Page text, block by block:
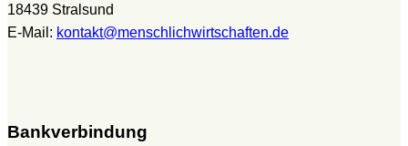
18439 Stralsund
E-Mail: kontakt@menschlichwirtschaften.de
Bankverbindung